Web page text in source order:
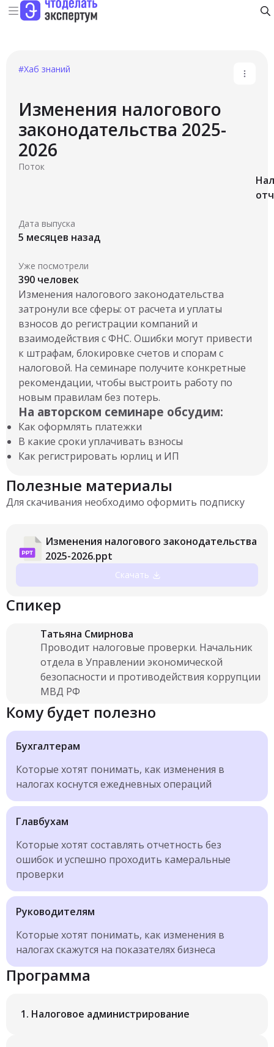
#Хаб знаний
Изменения налогового
законодательства 2025-
2026
Поток
Дата выпуска
5 месяцев назад
Уже посмотрели
390 человек
Изменения налогового законодательства
затронули все сферы: от расчета и уплаты
взносов до регистрации компаний и
взаимодействия с ФНС. Ошибки могут привести
к штрафам, блокировке счетов и спорам с
налоговой. На семинаре получите конкретные
рекомендации, чтобы выстроить работу по
новым правилам без потерь.
На авторском семинаре обсудим:
Как оформлять платежки
В какие сроки уплачивать взносы
Как регистрировать юрлиц и ИП
Полезные материалы
Для скачивания необходимо оформить подписку
Изменения налогового законодательства
2025-2026.ppt
Скачать
Спикер
Татьяна Смирнова
Проводит налоговые проверки. Начальник
отдела в Управлении экономической
безопасности и противодействия коррупции
МВД РФ
Кому будет полезно
Бухгалтерам
Которые хотят понимать, как изменения в
налогах коснутся ежедневных операций
Главбухам
Которые хотят составлять отчетность без
ошибок и успешно проходить камеральные
проверки
Руководителям
Которые хотят понимать, как изменения в
налогах скажутся на показателях бизнеса
Программа
1. Налоговое администрирование